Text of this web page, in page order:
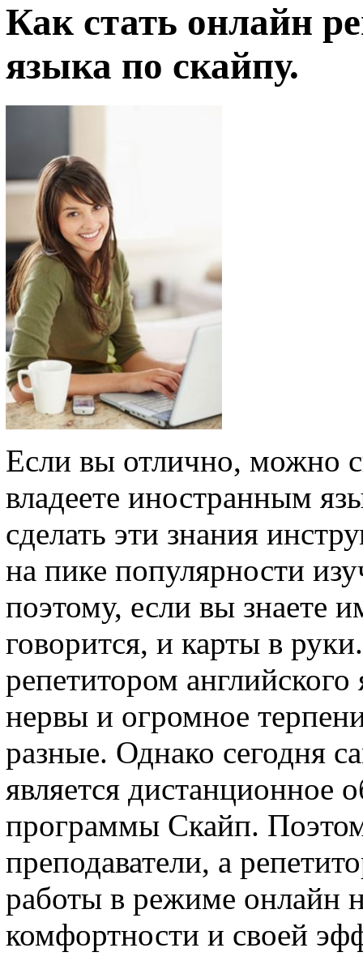
Как стать онлайн
языка по скайпу.
Если вы отлично, можно
владеете иностранным
сделать эти знания
на пике популярности
поэтому, если вы знаете
говорится, и карты в
репетитором
нервы и огромное
разные. Однако сегодня
является дистанционное
программы Скайп.
преподаватели, а
работы в режиме онлайн
комфортности и своей